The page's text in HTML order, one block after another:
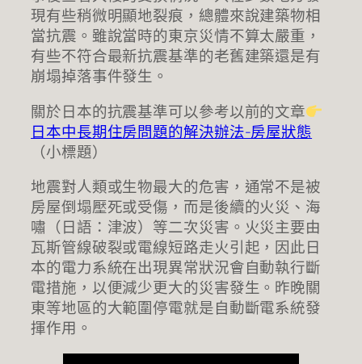
現有些稍微明顯地裂痕，總體來說建築物相
當抗震。雖說當時的東京災情不算太嚴重，
有些不符合最新抗震基準的老舊建築還是有
崩塌掉落事件發生。
關於日本的抗震基準可以參考以前的文章
日本中長期住房問題的解決辦法-房屋狀態
（小標題）
地震對人類或生物最大的危害，通常不是被
房屋倒塌壓死或受傷，而是後續的火災、海
嘯（日語：津波）等二次災害。火災主要由
瓦斯管線破裂或電線短路走火引起，因此日
本的電力系統在出現異常狀況會自動執行斷
電措施，以便減少更大的災害發生。昨晚關
東等地區的大範圍停電就是自動斷電系統發
揮作用。